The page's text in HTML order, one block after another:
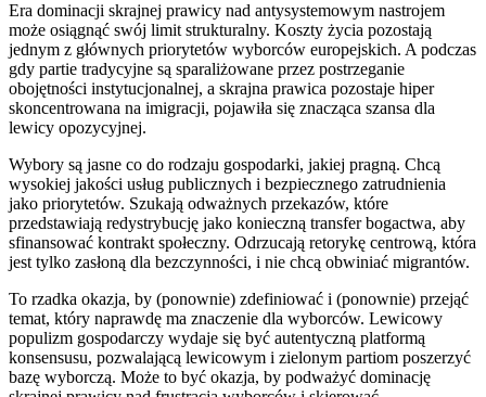
Era dominacji skrajnej prawicy nad antysystemowym nastrojem
może osiągnąć swój limit strukturalny. Koszty życia pozostają
jednym z głównych priorytetów wyborców europejskich. A podczas
gdy partie tradycyjne są sparaliżowane przez postrzeganie
obojętności instytucjonalnej, a skrajna prawica pozostaje hiper
skoncentrowana na imigracji, pojawiła się znacząca szansa dla
lewicy opozycyjnej.
Wybory są jasne co do rodzaju gospodarki, jakiej pragną. Chcą
wysokiej jakości usług publicznych i bezpiecznego zatrudnienia
jako priorytetów. Szukają odważnych przekazów, które
przedstawiają redystrybucję jako konieczną transfer bogactwa, aby
sfinansować kontrakt społeczny. Odrzucają retorykę centrową, która
jest tylko zasłoną dla bezczynności, i nie chcą obwiniać migrantów.
To rzadka okazja, by (ponownie) zdefiniować i (ponownie) przejąć
temat, który naprawdę ma znaczenie dla wyborców. Lewicowy
populizm gospodarczy wydaje się być autentyczną platformą
konsensusu, pozwalającą lewicowym i zielonym partiom poszerzyć
bazę wyborczą. Może to być okazja, by podważyć dominację